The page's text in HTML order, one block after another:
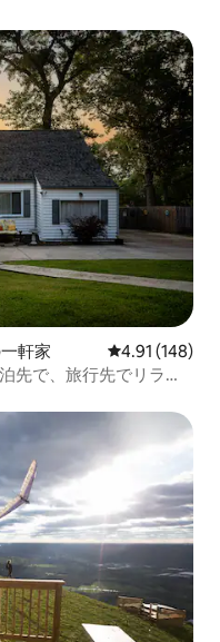
軒家 レビュー148
4.91 (148)
先で、旅行先でリラッ